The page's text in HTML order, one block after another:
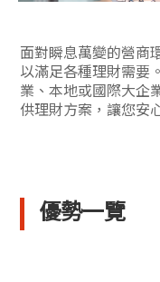
面對瞬息萬變的營商
以滿足各種理財需要
業、本地或國際大企
供理財方案，讓您安
優勢一覽